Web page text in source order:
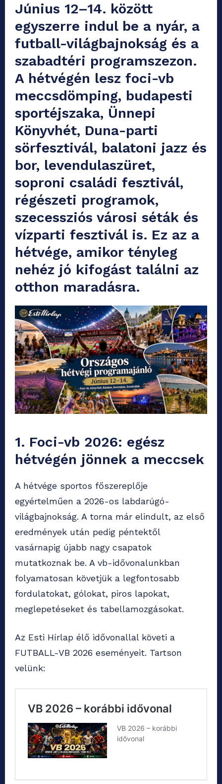
Június 12–14. között
egyszerre indul be a nyár, a
futball-világbajnokság és a
szabadtéri programszezon.
A hétvégén lesz foci-vb
meccsdömping, budapesti
sportéjszaka, Ünnepi
Könyvhét, Duna-parti
sörfesztivál, balatoni jazz és
bor, levendulaszüret,
soproni családi fesztivál,
régészeti programok,
szecessziós városi séták és
vízparti fesztivál is. Ez az a
hétvége, amikor tényleg
nehéz jó kifogást találni az
otthon maradásra.
1. Foci-vb 2026: egész
hétvégén jönnek a meccsek
A hétvége sportos főszereplője
egyértelműen a 2026-os labdarúgó-
világbajnokság. A torna már elindult, az első
eredmények után pedig péntektől
vasárnapig újabb nagy csapatok
mutatkoznak be. A vb-idővonalunkban
folyamatosan követjük a legfontosabb
fordulatokat, gólokat, piros lapokat,
meglepetéseket és tabellamozgásokat.
Az Esti Hírlap élő idővonallal követi a
FUTBALL-VB 2026 eseményeit. Tartson
velünk: